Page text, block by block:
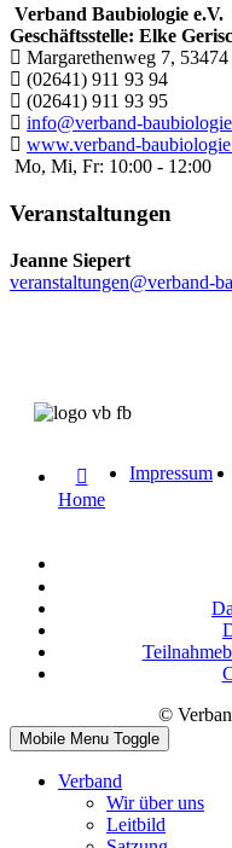
Verband Baubiologie e.V.
Geschäftsstelle: Elke
Margarethenweg 7,
(02641) 911 93 94
(02641) 911 93 95
info@verband-
www.verband-
Mo, Mi, Fr: 10:00 - 12:00
Veranstaltungen
Jeanne Siepert
veranstaltungen@verband-
Home
Impressum
©
Mobile Menu Toggle
Verband
Wir über uns
Leitbild